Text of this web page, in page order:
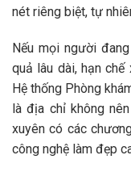
nét riêng biệt, tự
Nếu mọi người
quả lâu dài, hạn
Hệ thống Phòng
là địa chỉ không
xuyên có các
công nghệ làm đẹp